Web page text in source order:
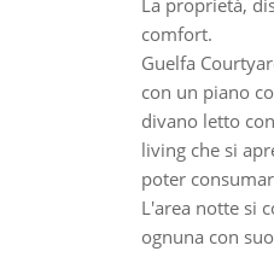
La proprietà,
comfort.
Guelfa
con un piano
divano letto
living che si
poter
L'area notte si
ognuna con